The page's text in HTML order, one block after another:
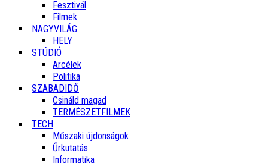
Fesztivál
Filmek
NAGYVILÁG
HELY
STÚDIÓ
Arcélek
Politika
SZABADIDŐ
Csináld magad
TERMÉSZETFILMEK
TECH
Műszaki újdonságok
Űrkutatás
Informatika